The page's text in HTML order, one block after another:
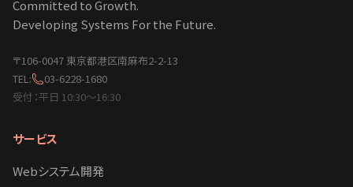
Committed to Growth.
Developing Systems For the Future.
〒106-0047 東京都港区南麻布2-2-13
TEL:
03-6228-1680
受付：平日 10:30〜16:30
サービス
Webシステム開発